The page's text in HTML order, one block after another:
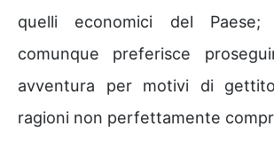
quelli economici del Paese;
comunque preferisce
avventura per motivi di
ragioni non perfettamente